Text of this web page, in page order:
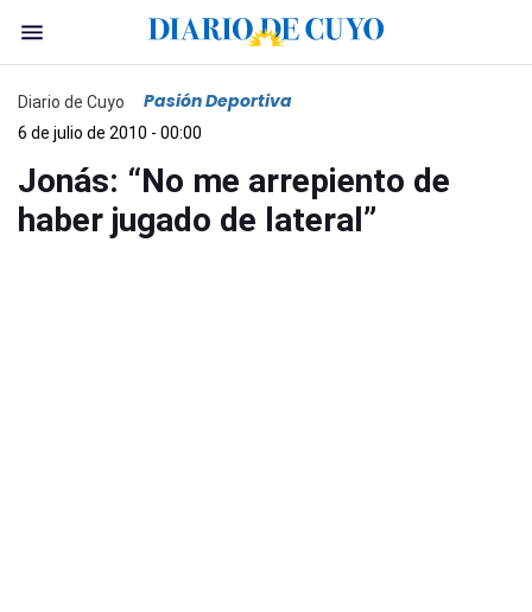
Diario de Cuyo Pasión Deportiva
6 de julio de 2010 - 00:00
Jonás: “No me arrepiento de
haber jugado de lateral”